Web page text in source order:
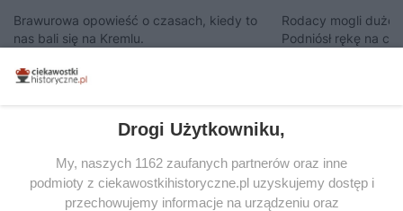
Brawurowa opowieść o czasach, kiedy to
nas bali się na Kremlu.
24 września 2024 | Autorzy:
Rodacy mogli dużo
Podniósł rękę na
Drogi Użytkowniku,
My, naszych 1162 zaufanych partnerów oraz inne
podmioty z ciekawostkihistoryczne.pl uzyskujemy dostęp i
przechowujemy informacje na urządzeniu oraz